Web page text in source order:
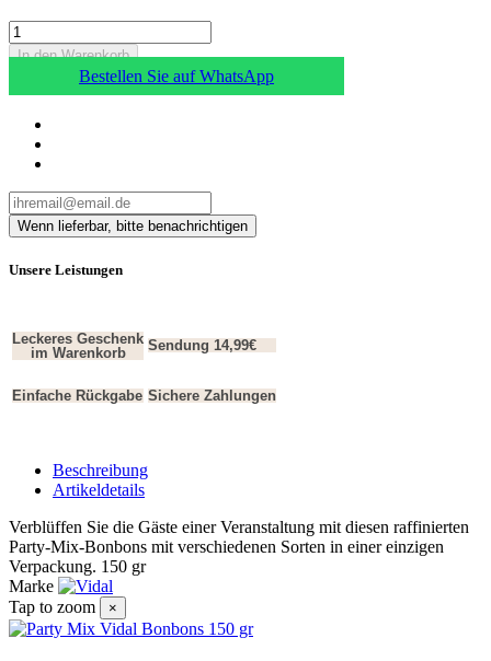
In den Warenkorb
Bestellen Sie auf WhatsApp
Unsere Leistungen
Leckeres Geschenk
im Warenkorb
Sendung 14,99€
Einfache Rückgabe Sichere Zahlungen
Beschreibung
Artikeldetails
Verblüffen Sie die Gäste einer Veranstaltung mit diesen raffinierten
Party-Mix-Bonbons mit verschiedenen Sorten in einer einzigen
Verpackung. 150 gr
Marke
Tap to zoom
×